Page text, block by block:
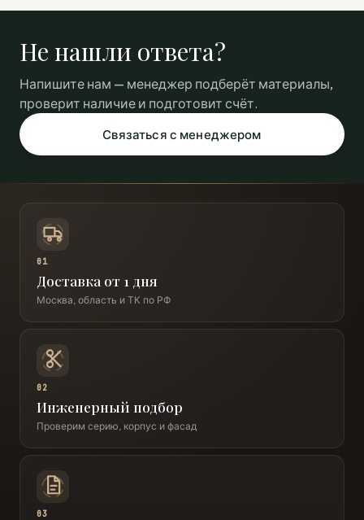
Не нашли ответа?
Напишите нам — менеджер подберёт материалы,
проверит наличие и подготовит счёт.
Связаться с менеджером
01
Доставка от 1 дня
Москва, область и ТК по РФ
02
Инженерный подбор
Проверим серию, корпус и фасад
03